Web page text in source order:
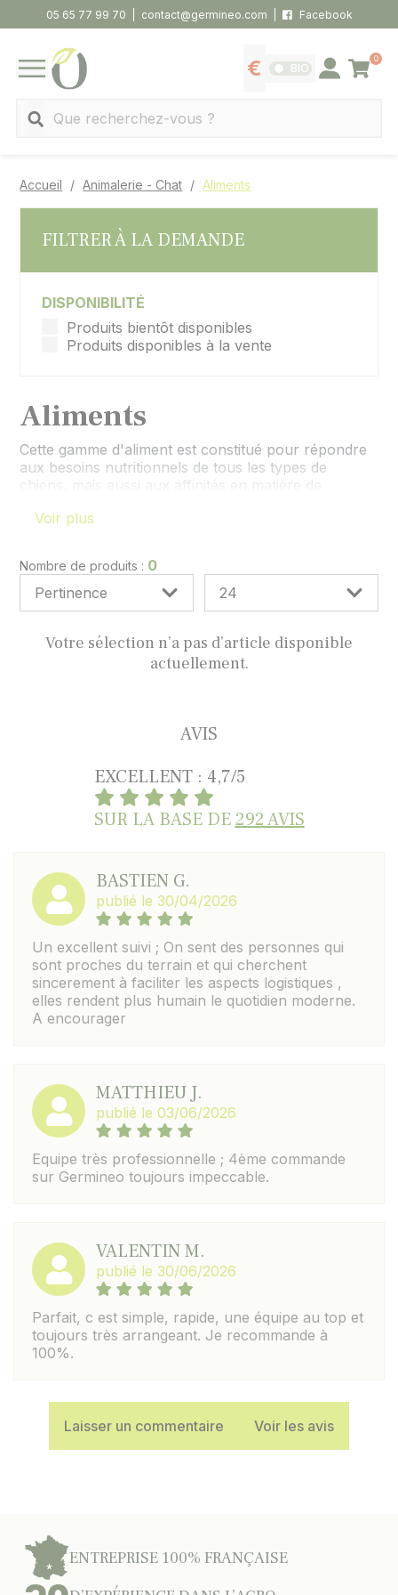
05 65 77 99 70 contact@germineo.com Facebook
MENU
Afficher les tarifs
BIO Se connecter
0
Panier
Accueil Animalerie - Chat Aliments
FILTRER À LA DEMANDE
DISPONIBILITÉ
Produits bientôt disponibles
Produits disponibles à la vente
Aliments
Cette gamme d'aliment est constitué pour répondre
aux besoins nutritionnels de tous les types de
chiens, mais aussi aux affinités en matière de
Notre gamme s'étend aux aliments diététiques et
pathologies (soucis gastro-intestinaux, intolérance,
diabète, obésité,...).
Voir plus
Nombre de produits : 0
Votre sélection n’a pas d’article disponible
actuellement.
AVIS
EXCELLENT : 4,7/5
SUR LA BASE DE292 AVIS
BASTIEN G.
publié le 30/04/2026
Un excellent suivi ; On sent des personnes qui
sont proches du terrain et qui cherchent
sincerement à faciliter les aspects logistiques ,
elles rendent plus humain le quotidien moderne.
A encourager
MATTHIEU J.
publié le 03/06/2026
Equipe très professionnelle ; 4ème commande
sur Germineo toujours impeccable.
VALENTIN M.
publié le 30/06/2026
Parfait, c est simple, rapide, une équipe au top et
toujours très arrangeant. Je recommande à
100%.
Laisser un commentaire Voir les avis
ENTREPRISE 100% FRANÇAISE
Panneau de gestion des cookies